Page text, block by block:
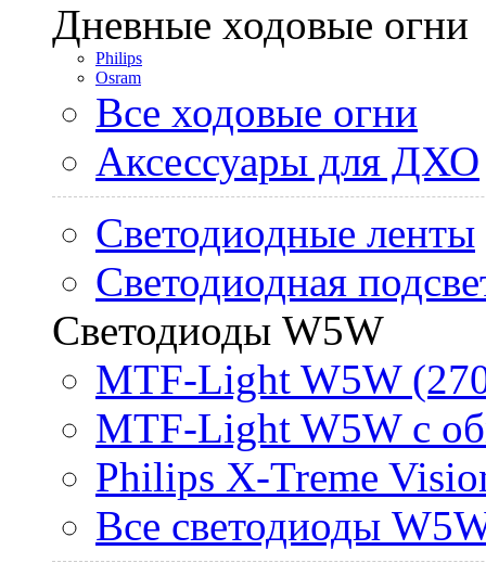
Дневные ходовые огни
Philips
Osram
Все ходовые огни
Аксессуары для ДХО
Светодиодные ленты
Светодиодная
Светодиоды W5W
MTF-Light W5W
MTF-Light W5W с
Philips X-Treme
Все светодиоды